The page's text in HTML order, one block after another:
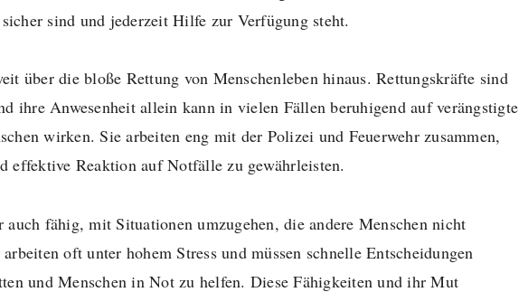
sicher sind und jederzeit Hilfe zur Verfügung steht.
über die bloße Rettung von Menschenleben hinaus. Rettungskräfte sind
ihre Anwesenheit allein kann in vielen Fällen beruhigend auf verängstigte
wirken. Sie arbeiten eng mit der Polizei und Feuerwehr zusammen,
effektive Reaktion auf Notfälle zu gewährleisten.
auch fähig, mit Situationen umzugehen, die andere Menschen nicht
oft unter hohem Stress und müssen schnelle Entscheidungen
und Menschen in Not zu helfen. Diese Fähigkeiten und ihr Mut